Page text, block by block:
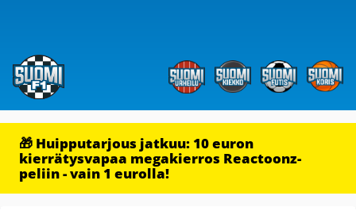
🎁 Huipputarjous jatkuu: 10 euron
kierrätysvapaa megakierros Reactoonz-
peliin - vain 1 eurolla!